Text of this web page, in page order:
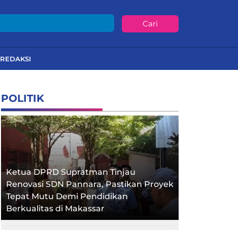
Cari
REDAKSI
POLITIK
Ketua DPRD Supratman Tinjau
Renovasi SDN Pannara, Pastikan Proyek
Tepat Mutu Demi Pendidikan
Berkualitas di Makassar